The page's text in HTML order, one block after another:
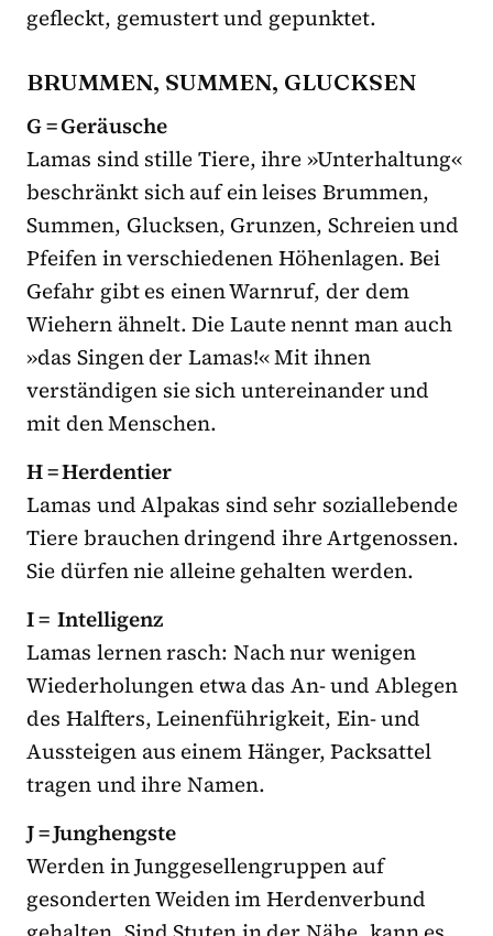
gefleckt, gemustert und gepunktet.
BRUMMEN, SUMMEN, GLUCKSEN
G = Geräusche
Lamas sind stille Tiere, ihre »Unterhaltung«
beschränkt sich auf ein leises Brummen,
Summen, Glucksen, Grunzen, Schreien und
Pfeifen in verschiedenen Höhenlagen. Bei
Gefahr gibt es einen Warnruf, der dem
Wiehern ähnelt. Die Laute nennt man auch
»das Singen der Lamas!« Mit ihnen
verständigen sie sich untereinander und
mit den Menschen.
H = Herdentier
Lamas und Alpakas sind sehr soziallebende
Tiere brauchen dringend ihre Artgenossen.
Sie dürfen nie alleine gehalten werden.
I = Intelligenz
Lamas lernen rasch: Nach nur wenigen
Wiederholungen etwa das An- und Ablegen
des Halfters, Leinenführigkeit, Ein- und
Aussteigen aus einem Hänger, Packsattel
tragen und ihre Namen.
J = Junghengste
Werden in Junggesellengruppen auf
gesonderten Weiden im Herdenverbund